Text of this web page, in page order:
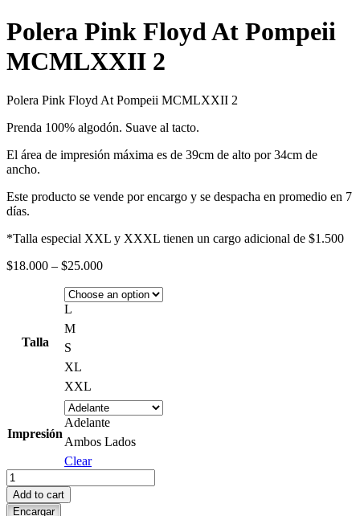
Polera Pink Floyd At Pompeii
MCMLXXII 2
Polera Pink Floyd At Pompeii MCMLXXII 2
Prenda 100% algodón. Suave al tacto.
El área de impresión máxima es de 39cm de alto por 34cm de
ancho.
Este producto se vende por encargo y se despacha en promedio en 7
días.
*Talla especial XXL y XXXL tienen un cargo adicional de $1.500
$18.000 – $25.000Price
$18.000
Talla
L
M
S
XL
XXL
Impresión
Adelante
Ambos Lados
Clear
Polera
Pink
Floyd
Add to cart
Encargar